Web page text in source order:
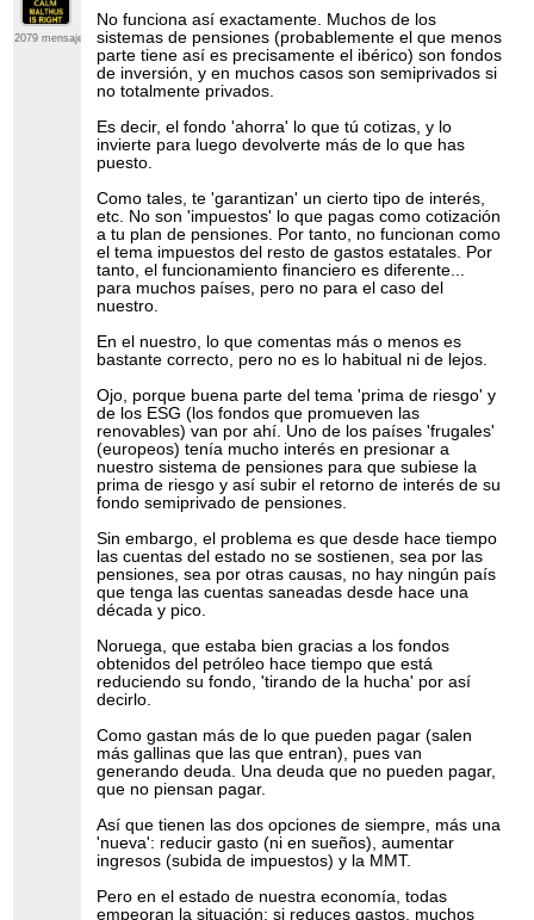
2079 mensajes
No funciona así exactamente. Muchos de los
sistemas de pensiones (probablemente el que menos
parte tiene así es precisamente el ibérico) son fondos
de inversión, y en muchos casos son semiprivados si
no totalmente privados.
Es decir, el fondo 'ahorra' lo que tú cotizas, y lo
invierte para luego devolverte más de lo que has
puesto.
Como tales, te 'garantizan' un cierto tipo de interés,
etc. No son 'impuestos' lo que pagas como cotización
a tu plan de pensiones. Por tanto, no funcionan como
el tema impuestos del resto de gastos estatales. Por
tanto, el funcionamiento financiero es diferente...
para muchos países, pero no para el caso del
nuestro.
En el nuestro, lo que comentas más o menos es
bastante correcto, pero no es lo habitual ni de lejos.
Ojo, porque buena parte del tema 'prima de riesgo' y
de los ESG (los fondos que promueven las
renovables) van por ahí. Uno de los países 'frugales'
(europeos) tenía mucho interés en presionar a
nuestro sistema de pensiones para que subiese la
prima de riesgo y así subir el retorno de interés de su
fondo semiprivado de pensiones.
Sin embargo, el problema es que desde hace tiempo
las cuentas del estado no se sostienen, sea por las
pensiones, sea por otras causas, no hay ningún país
que tenga las cuentas saneadas desde hace una
década y pico.
Noruega, que estaba bien gracias a los fondos
obtenidos del petróleo hace tiempo que está
reduciendo su fondo, 'tirando de la hucha' por así
decirlo.
Como gastan más de lo que pueden pagar (salen
más gallinas que las que entran), pues van
generando deuda. Una deuda que no pueden pagar,
que no piensan pagar.
Así que tienen las dos opciones de siempre, más una
'nueva': reducir gasto (ni en sueños), aumentar
ingresos (subida de impuestos) y la MMT.
Pero en el estado de nuestra economía, todas
empeoran la situación: si reduces gastos, muchos